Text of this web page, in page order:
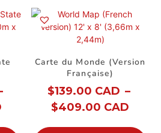
Carte du Monde (Version
Française)
$139.00 CAD –
$409.00 CAD